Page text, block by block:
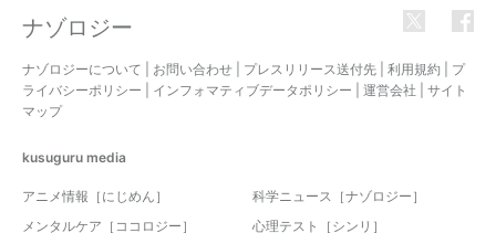
ナゾロジー
ナゾロジーについて お問い合わせ プレスリリース送付先 利用規約
プ
ライバシーポリシー
インフォマティブデータポリシー 運営会社
サイト
マップ
kusuguru media
アニメ情報［にじめん］
科学ニュース［ナゾロジー］
メンタルケア［ココロジー］
心理テスト［シンリ］